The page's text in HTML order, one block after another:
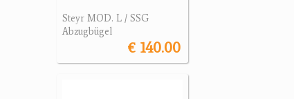
Steyr MOD. L / SSG
Abzugbügel
€ 140.00